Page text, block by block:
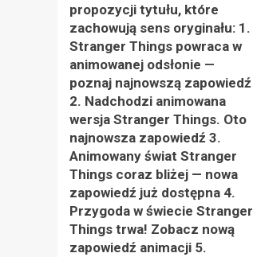
propozycji tytułu, które
zachowują sens oryginału: 1.
Stranger Things powraca w
animowanej odsłonie —
poznaj najnowszą zapowiedź
2. Nadchodzi animowana
wersja Stranger Things. Oto
najnowsza zapowiedź 3.
Animowany świat Stranger
Things coraz bliżej — nowa
zapowiedź już dostępna 4.
Przygoda w świecie Stranger
Things trwa! Zobacz nową
zapowiedź animacji 5.